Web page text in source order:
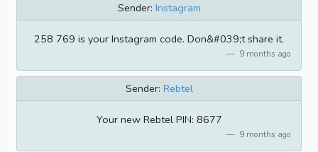
Sender: Instagram
258 769 is your Instagram code. Don&#039;t share it.
9 months ago
Sender: Rebtel
Your new Rebtel PIN: 8677
9 months ago